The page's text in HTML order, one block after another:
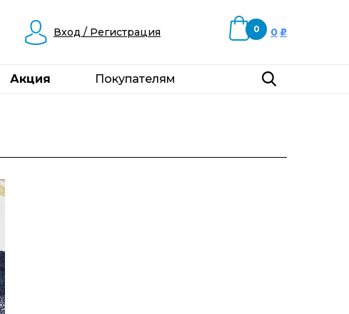
Вход / Регистрация 0 u
0
Акция Покупателям